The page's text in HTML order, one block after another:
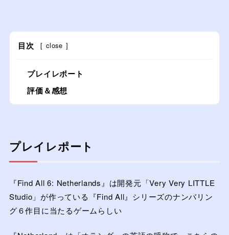
目次 [ close ]
プレイレポート
評価＆感想
プレイレポート
『Find All 6: Netherlands』は開発元「Very Very LITTLE
Studio」が作っている『Find All』シリーズのナンバリン
グ６作目に当たるゲームらしい